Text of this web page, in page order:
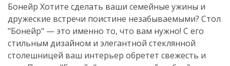
Бонейр Хотите сделать ваши семейные ужины и
дружеские встречи поистине незабываемыми? Стол
"Бонейр" — это именно то, что вам нужно! С его
стильным дизайном и элегантной стеклянной
столешницей ваш интерьер обретет свежесть и